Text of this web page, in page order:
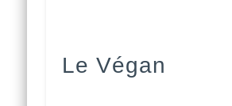
Le Végan